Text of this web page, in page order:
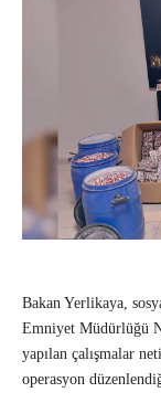
Bakan Yerlikaya,
Emniyet Müdürlüğü
yapılan çalışmalar
operasyon